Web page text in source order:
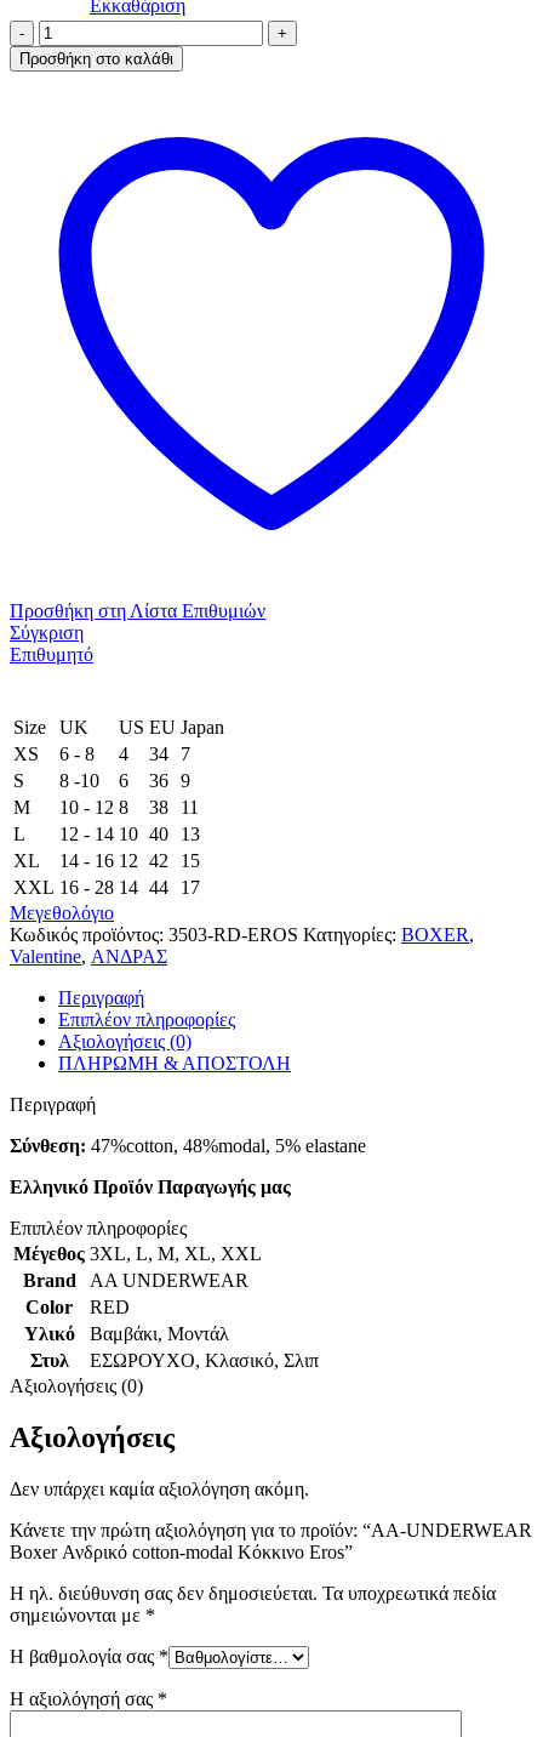
Εκκαθάριση
AA-
UNDERWEAR
Boxer
Κόκκινο
ποσότητα
Προσθήκη στο καλάθι
Προσθήκη στη Λίστα Επιθυμιών
Σύγκριση
Επιθυμητό
Size UK US EU Japan
XS
6 - 8 4 34
7
S
8 -10 6 36 9
M
10 - 12 8 38
11
L
12 - 14 10 40
13
XL
14 - 16 12 42
15
XXL 16 - 28 14 44
17
Μεγεθολόγιο
Κωδικός προϊόντος: 3503-RD-EROS Κατηγορίες: BOXER,
Valentine, ΑΝΔΡΑΣ
Περιγραφή
Επιπλέον πληροφορίες
Αξιολογήσεις (0)
ΠΛΗΡΩΜΗ & ΑΠΟΣΤΟΛΗ
Περιγραφή
Σύνθεση: 47%cotton, 48%modal, 5% elastane
Ελληνικό Προϊόν Παραγωγής μας
Επιπλέον πληροφορίες
Μέγεθος 3XL, L, M, XL, XXL
Brand
AA UNDERWEAR
Color
RED
Υλικό
Βαμβάκι, Μοντάλ
Στυλ
ΕΣΩΡΟΥΧΟ, Κλασικό, Σλιπ
Αξιολογήσεις (0)
Αξιολογήσεις
Δεν υπάρχει καμία αξιολόγηση ακόμη.
Κάνετε την πρώτη αξιολόγηση για το προϊόν: “AA-UNDERWEAR
Boxer Ανδρικό cotton-modal Κόκκινο Eros”
Η ηλ. διεύθυνση σας δεν δημοσιεύεται. Τα υποχρεωτικά πεδία
σημειώνονται με *
Η βαθμολογία σας *
Η αξιολόγησή σας *